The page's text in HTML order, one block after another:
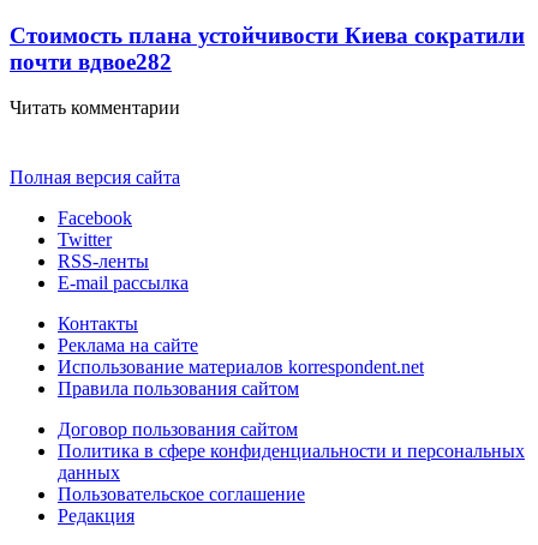
Стоимость плана устойчивости Киева сократили
почти вдвое282
Читать комментарии
Полная версия сайта
Facebook
Twitter
RSS-ленты
E-mail рассылка
Контакты
Реклама на сайте
Использование материалов korrespondent.net
Правила пользования сайтом
Договор пользования сайтом
Политика в сфере конфиденциальности и персональных
данных
Пользовательское соглашение
Редакция